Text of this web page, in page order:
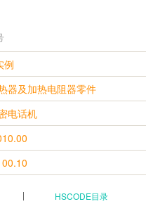
例
器及加热电阻器零件
电话机
HSCODE目录